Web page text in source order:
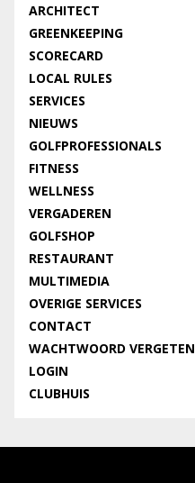
ARCHITECT
GREENKEEPING
SCORECARD
LOCAL RULES
SERVICES
NIEUWS
GOLFPROFESSIONALS
FITNESS
WELLNESS
VERGADEREN
GOLFSHOP
RESTAURANT
MULTIMEDIA
OVERIGE SERVICES
CONTACT
WACHTWOORD VERGETEN
LOGIN
CLUBHUIS